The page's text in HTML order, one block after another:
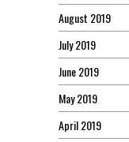
August 2019
July 2019
June 2019
May 2019
April 2019